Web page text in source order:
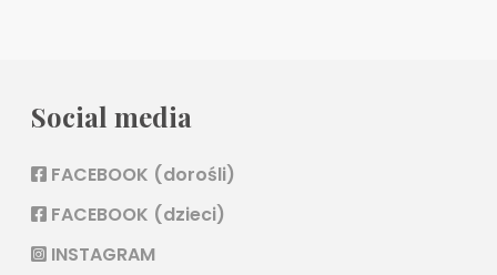
Social media
FACEBOOK (dorośli)
FACEBOOK (dzieci)
INSTAGRAM